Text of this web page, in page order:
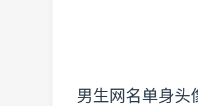
男生网名单身头